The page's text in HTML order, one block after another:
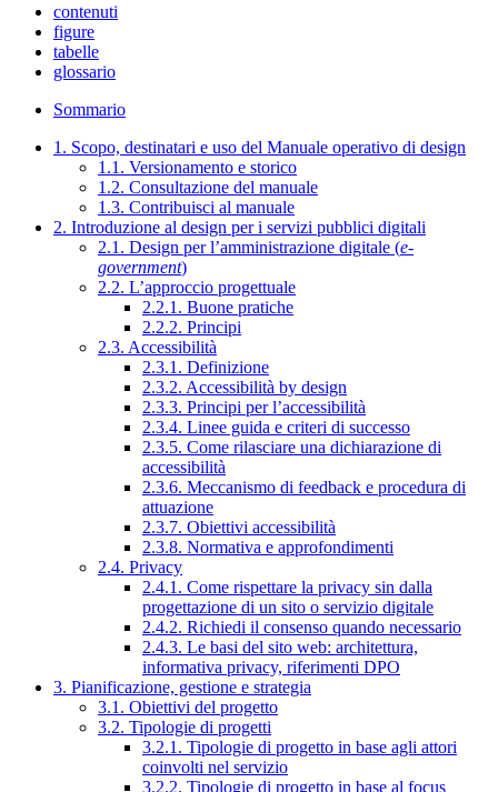
contenuti
figure
tabelle
glossario
Sommario
1. Scopo, destinatari e uso del Manuale operativo di design
1.1. Versionamento e storico
1.2. Consultazione del manuale
1.3. Contribuisci al manuale
2. Introduzione al design per i servizi pubblici digitali
2.1. Design per l’amministrazione digitale (e-
government)
2.2. L’approccio progettuale
2.2.1. Buone pratiche
2.2.2. Principi
2.3. Accessibilità
2.3.1. Definizione
2.3.2. Accessibilità by design
2.3.3. Principi per l’accessibilità
2.3.4. Linee guida e criteri di successo
2.3.5. Come rilasciare una dichiarazione di
accessibilità
2.3.6. Meccanismo di feedback e procedura di
attuazione
2.3.7. Obiettivi accessibilità
2.3.8. Normativa e approfondimenti
2.4. Privacy
2.4.1. Come rispettare la privacy sin dalla
progettazione di un sito o servizio digitale
2.4.2. Richiedi il consenso quando necessario
2.4.3. Le basi del sito web: architettura,
informativa privacy, riferimenti DPO
3. Pianificazione, gestione e strategia
3.1. Obiettivi del progetto
3.2. Tipologie di progetti
3.2.1. Tipologie di progetto in base agli attori
coinvolti nel servizio
3.2.2. Tipologie di progetto in base al focus